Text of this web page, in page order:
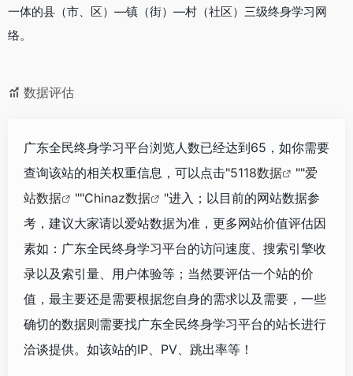
一体的县（市、区）—镇（街）—村（社区）三级终身学习网
络。
数据评估
广东全民终身学习平台浏览人数已经达到65，如你需要
查询该站的相关权重信息，可以点击"5118数据 ""爱
站数据
""Chinaz数据
"进入；以目前的网站数据参
考，建议大家请以爱站数据为准，更多网站价值评估因
素如：广东全民终身学习平台的访问速度、搜索引擎收
录以及索引量、用户体验等；当然要评估一个站的价
值，最主要还是需要根据您自身的需求以及需要，一些
确切的数据则需要找广东全民终身学习平台的站长进行
洽谈提供。如该站的IP、PV、跳出率等！